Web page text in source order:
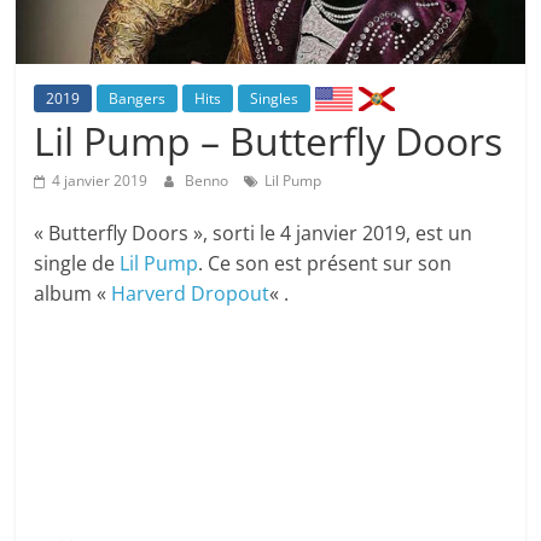
2019 Bangers Hits Singles
Lil Pump – Butterfly Doors
4 janvier 2019 Benno Lil Pump
« Butterfly Doors », sorti le 4 janvier 2019, est un
single de Lil Pump. Ce son est présent sur son
album « Harverd Dropout« .